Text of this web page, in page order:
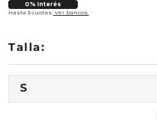
0% Interés
Hasta 3 cuotas. Ver bancos.
S